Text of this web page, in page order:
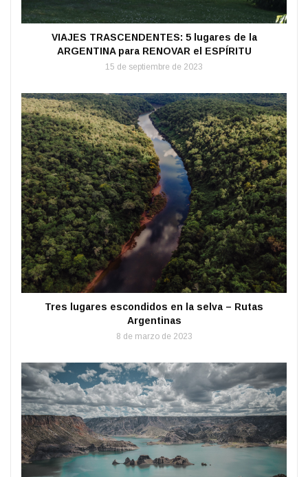
VIAJES TRASCENDENTES: 5 lugares de la
ARGENTINA para RENOVAR el ESPÍRITU
15 de septiembre de 2023
Tres lugares escondidos en la selva – Rutas
Argentinas
8 de marzo de 2023